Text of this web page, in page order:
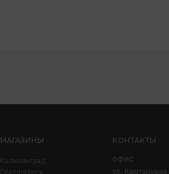
МАГАЗИНЫ
Калининград
Светлогорск
КОНТАКТЫ
ОФИС
ул. Каштановая